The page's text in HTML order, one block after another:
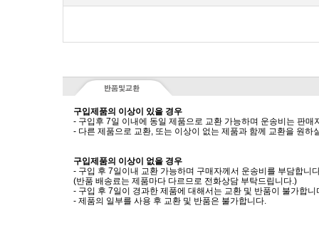
구입제품의 이상이 있을 경우
- 구입후 7일 이내에 동일 제품으로 교환 가능하며 운송비는 판매
- 다른 제품으로 교환, 또는 이상이 없는 제품과 함께 교환을 원하
구입제품의 이상이 없을 경우
- 구입 후 7일이내 교환 가능하며 구매자께서 운송비를 부담합니
(반품 배송료는 제품마다 다르므로 전화상담 부탁드립니다.)
- 구입 후 7일이 경과한 제품에 대해서는 교환 및 반품이 불가합니
- 제품의 일부를 사용 후 교환 및 반품은 불가합니다.